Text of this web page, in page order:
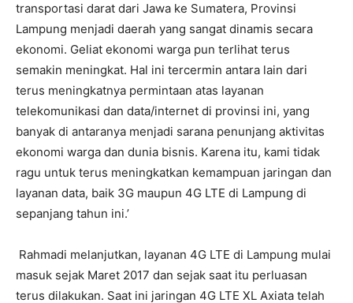
transportasi darat dari Jawa ke Sumatera, Provinsi
Lampung menjadi daerah yang sangat dinamis secara
ekonomi. Geliat ekonomi warga pun terlihat terus
semakin meningkat. Hal ini tercermin antara lain dari
terus meningkatnya permintaan atas layanan
telekomunikasi dan data/internet di provinsi ini, yang
banyak di antaranya menjadi sarana penunjang aktivitas
ekonomi warga dan dunia bisnis. Karena itu, kami tidak
ragu untuk terus meningkatkan kemampuan jaringan dan
layanan data, baik 3G maupun 4G LTE di Lampung di
sepanjang tahun ini.’
Rahmadi melanjutkan, layanan 4G LTE di Lampung mulai
masuk sejak Maret 2017 dan sejak saat itu perluasan
terus dilakukan. Saat ini jaringan 4G LTE XL Axiata telah